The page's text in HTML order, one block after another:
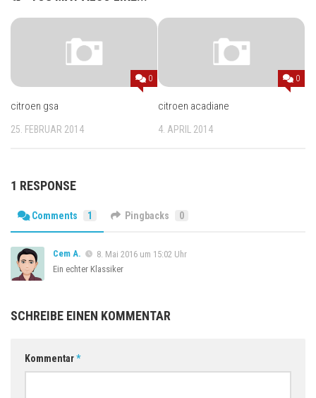
0
citroen gsa
25. FEBRUAR 2014
0
citroen acadiane
4. APRIL 2014
1 RESPONSE
Comments 1 Pingbacks 0
Cem A.
8. Mai 2016 um 15:02 Uhr
Ein echter Klassiker
SCHREIBE EINEN KOMMENTAR
Kommentar*